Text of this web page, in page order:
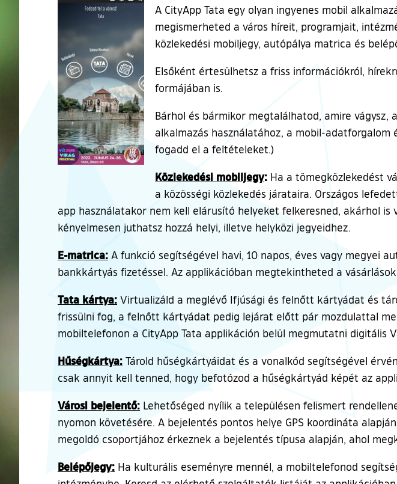
A CityApp Tata egy olyan ingyenes mobil
megismerheted a város híreit, programjait,
közlekedési mobiljegy, autópálya matrica és
Elsőként értesülhetsz a friss információkról,
formájában is.
Bárhol és bármikor megtalálhatod, amire
alkalmazás használatához, a mobil-
fogadd el a feltételeket.)
Közlekedési mobiljegy: Ha a tömegközlekedést
a közösségi közlekedés járataira. Országos
app használatakor nem kell elárusító helyeket felkeresned, akárhol is
kényelmesen juthatsz hozzá helyi, illetve helyközi jegyeidhez.
E-matrica: A funkció segítségével havi, 10 napos, éves vagy megyei
bankkártyás fizetéssel. Az applikációban megtekintheted a
Tata kártya: Virtualizáld a meglévő Ifjúsági és felnőtt kártyádat és
frissülni fog, a felnőtt kártyádat pedig lejárat előtt pár mozdulattal
mobiltelefonon a CityApp Tata applikáción belül megmutatni digitális
Hűségkártya: Tárold hűségkártyáidat és a vonalkód segítségével
csak annyit kell tenned, hogy befotózod a hűségkártyád képét az
Városi bejelentő: Lehetőséged nyílik a településen felismert
nyomon követésére. A bejelentés pontos helye GPS koordináta
megoldó csoportjához érkeznek a bejelentés típusa alapján, ahol
Belépőjegy: Ha kulturális eseményre mennél, a mobiltelefonod